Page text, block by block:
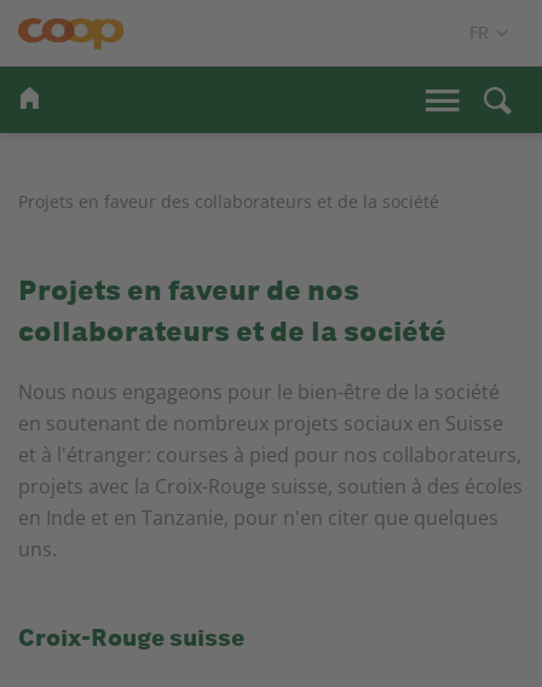
Projets en faveur des collaborateurs et de la société
Projets en faveur de nos
collaborateurs et de la société
Nous nous engageons pour le bien-être de la société
en soutenant de nombreux projets sociaux en Suisse
et à l'étranger: courses à pied pour nos collaborateurs,
projets avec la Croix-Rouge suisse, soutien à des écoles
en Inde et en Tanzanie, pour n'en citer que quelques
uns.
Croix-Rouge suisse